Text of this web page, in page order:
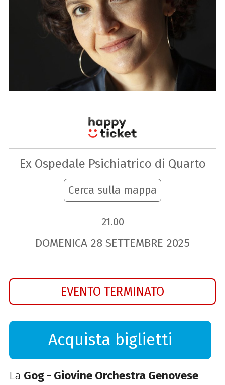
Ex Ospedale Psichiatrico di Quarto
Cerca sulla mappa
21.00
DOMENICA 28 SETTEMBRE 2025
EVENTO TERMINATO
Acquista biglietti
La Gog - Giovine Orchestra Genovese